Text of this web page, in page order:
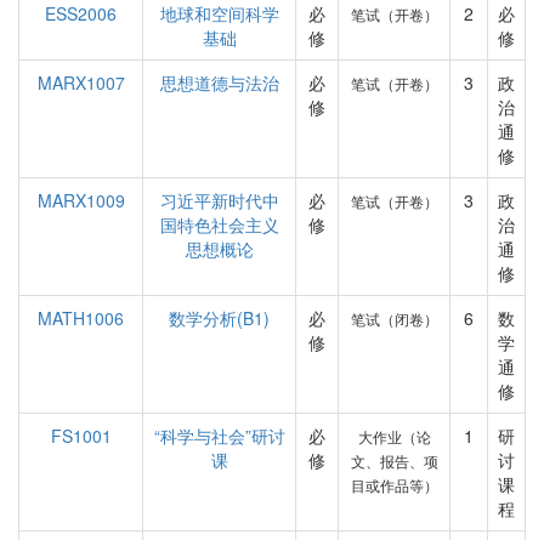
ESS2006
地球和空间科学
基础
必
修
笔试（开卷） 2
必
修
MARX1007
思想道德与法治
必
修
笔试（开卷） 3
政
治
通
修
MARX1009
习近平新时代中
国特色社会主义
思想概论
必
修
笔试（开卷） 3
政
治
通
修
MATH1006
数学分析(B1)
必
修
笔试（闭卷） 6
数
学
通
修
FS1001
“科学与社会”研讨
课
必
修
大作业（论
文、报告、项
目或作品等）
1
研
讨
课
程